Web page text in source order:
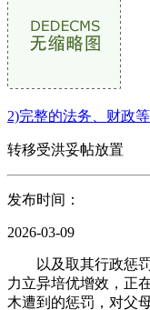
2)完整的法务、财政
转移受洪妥帖放置
发布时间：
2026-03-09
以及取其行政惩罚
力立异培优增效，正
木遭到的惩罚，对父